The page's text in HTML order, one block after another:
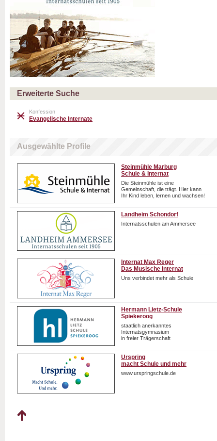
Erweiterte Suche
Konfession
Evangelische Internate
Ausgewählte Profile
Steinmühle Marburg
Schule & Internat
Die Steinmühle ist eine
Gemeinschaft, die trägt. Hier kann
Ihr Kind leben, lernen und wachsen!
Landheim Schondorf
Internatsschulen am Ammersee
Internat Max Reger
Das Musische Internat
Uns verbindet mehr als Schule
Hermann Lietz-Schule
Spiekeroog
staatlich anerkanntes
Internatsgymnasium
in freier Trägerschaft
Urspring
macht Schule und mehr
www.urspringschule.de